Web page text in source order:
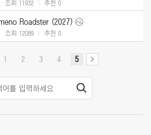
조회 11932 추천 0
Roadster (2027)
조회 12089 추천 0
1 2 3 4 5